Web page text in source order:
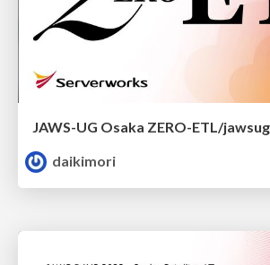
JAWS-UG Osaka ZERO-ETL/
daikimori